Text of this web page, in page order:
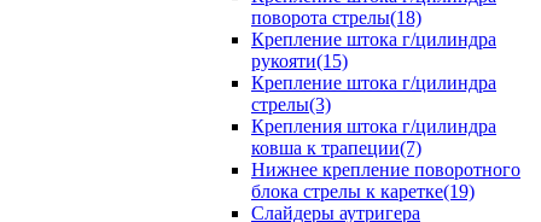
поворота стрелы(18)
Крепление штока г/цилиндра
рукояти(15)
Крепление штока г/цилиндра
стрелы(3)
Крепления штока г/цилиндра
ковша к трапеции(7)
Нижнее крепление поворотного
блока стрелы к каретке(19)
Слайдеры аутригера